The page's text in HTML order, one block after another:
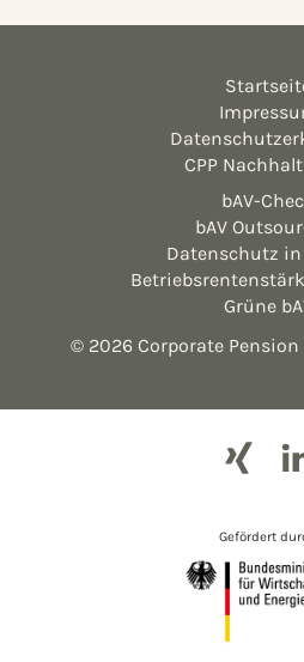
CPP
bAV-
bAV
Datenschutz in
Grüne
© 2026 Corporate Pension
Gefördert